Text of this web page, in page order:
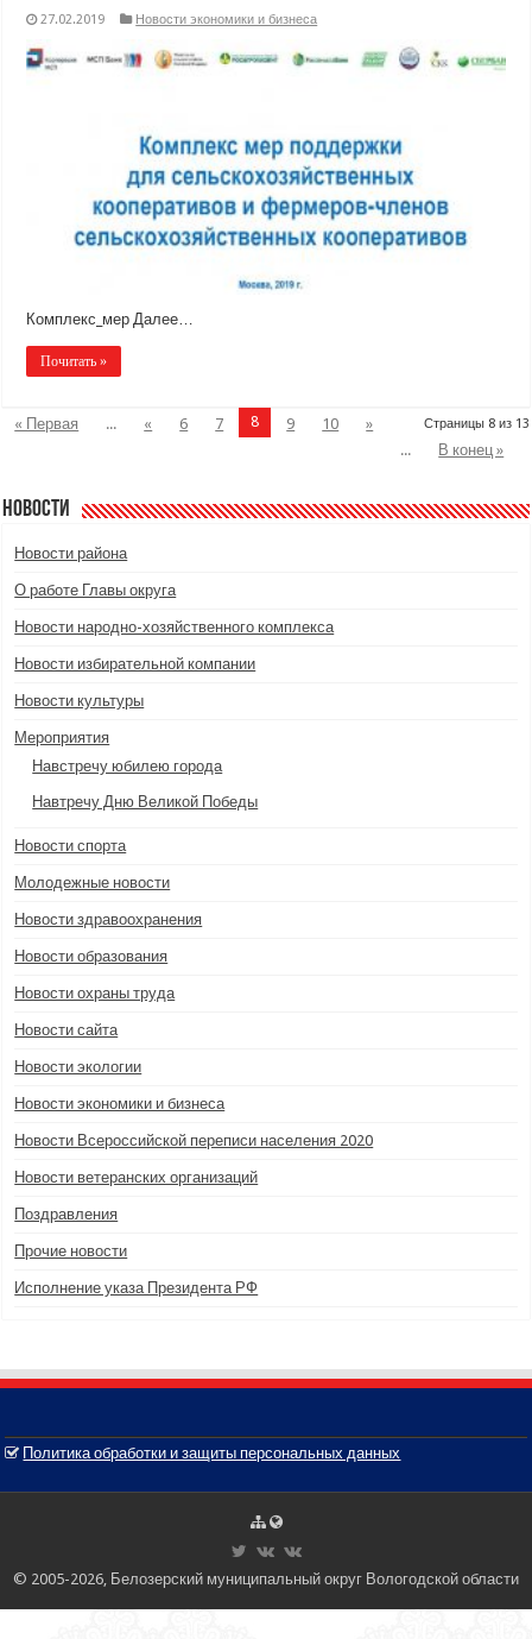
27.02.2019 Новости экономики и бизнеса
Комплекс_мер Далее…
Почитать »
Страницы 8 из 13
« Первая ... « 6 7 8 9 10
»
...
В конец »
Новости
Новости района
О работе Главы округа
Новости народно-хозяйственного комплекса
Новости избирательной компании
Новости культуры
Мероприятия
Навстречу юбилею города
Навтречу Дню Великой Победы
Новости спорта
Молодежные новости
Новости здравоохранения
Новости образования
Новости охраны труда
Новости сайта
Новости экологии
Новости экономики и бизнеса
Новости Всероссийской переписи населения 2020
Новости ветеранских организаций
Поздравления
Прочие новости
Исполнение указа Президента РФ
Политика обработки и защиты персональных данных
© 2005-2026, Белозерский муниципальный округ Вологодской области